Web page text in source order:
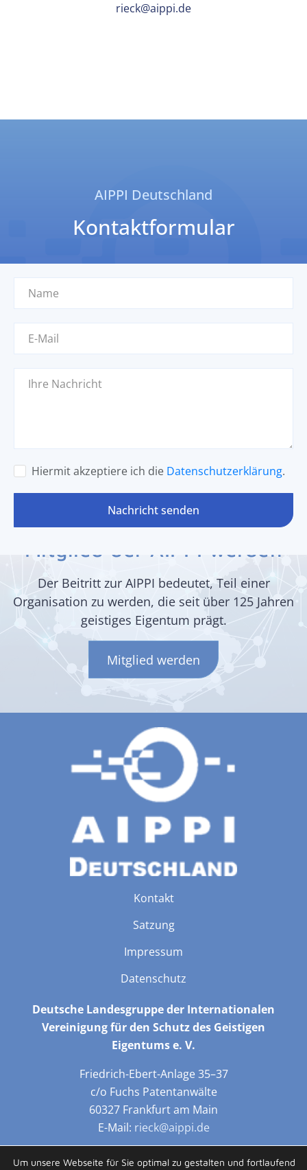
rieck@aippi.de
AIPPI Deutschland
Kontaktformular
Hiermit akzeptiere ich die Datenschutzerklärung.
Nachricht senden
Mitglied der AIPPI werden
Der Beitritt zur AIPPI bedeutet, Teil einer
Organisation zu werden, die seit über 125 Jahren
geistiges Eigentum prägt.
Mitglied werden
Kontakt
Satzung
Impressum
Datenschutz
Deutsche Landesgruppe der Internationalen
Vereinigung für den Schutz des Geistigen
Eigentums e. V.
Friedrich-Ebert-Anlage 35–37
c/o Fuchs Patentanwälte
60327 Frankfurt am Main
E-Mail: rieck@aippi.de
Folge uns auf LinkedIn:
Um unsere Webseite für Sie optimal zu gestalten und fortlaufend